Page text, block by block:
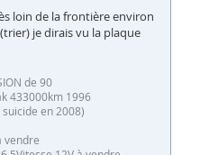
loin de la frontière environ
je dirais vu la plaque
de 90
433000km 1996
en 2008)
vendre